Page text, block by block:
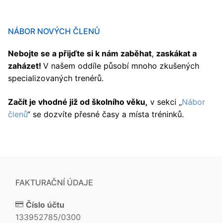
NÁBOR NOVÝCH ČLENŮ
Nebojte se a přijďte si k nám zaběhat, zaskákat a
zaházet! V našem oddíle působí mnoho zkušených
specializovaných trenérů.
Začít je vhodné již od školního věku, v sekci „Nábor
členů“ se dozvíte přesné časy a místa tréninků.
FAKTURAČNÍ ÚDAJE
Číslo účtu
133952785/0300